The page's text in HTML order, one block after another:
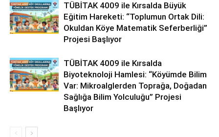
TÜBİTAK 4009 ile Kırsalda Büyük
Eğitim Hareketi: “Toplumun Ortak Dili:
Okuldan Köye Matematik Seferberliği”
Projesi Başlıyor
TÜBİTAK 4009 ile Kırsalda
Biyoteknoloji Hamlesi: “Köyümde Bilim
Var: Mikroalglerden Toprağa, Doğadan
Sağlığa Bilim Yolculuğu” Projesi
Başlıyor